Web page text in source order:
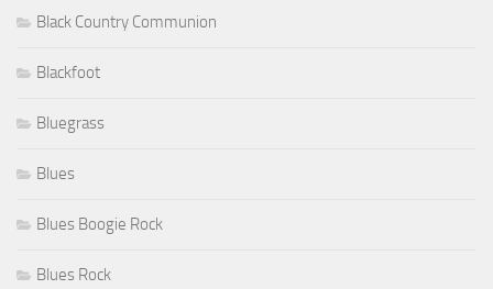
Black Country Communion
Blackfoot
Bluegrass
Blues
Blues Boogie Rock
Blues Rock